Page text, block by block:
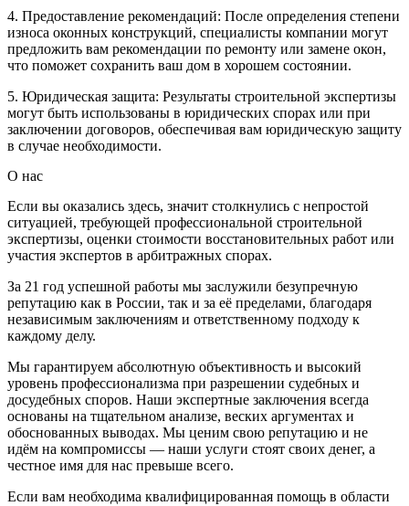
4. Предоставление рекомендаций: После определения степени
износа оконных конструкций, специалисты компании могут
предложить вам рекомендации по ремонту или замене окон,
что поможет сохранить ваш дом в хорошем состоянии.
5. Юридическая защита: Результаты строительной экспертизы
могут быть использованы в юридических спорах или при
заключении договоров, обеспечивая вам юридическую защиту
в случае необходимости.
О нас
Если вы оказались здесь, значит столкнулись с непростой
ситуацией, требующей профессиональной строительной
экспертизы, оценки стоимости восстановительных работ или
участия экспертов в арбитражных спорах.
За 21 год успешной работы мы заслужили безупречную
репутацию как в России, так и за её пределами, благодаря
независимым заключениям и ответственному подходу к
каждому делу.
Мы гарантируем абсолютную объективность и высокий
уровень профессионализма при разрешении судебных и
досудебных споров. Наши экспертные заключения всегда
основаны на тщательном анализе, веских аргументах и
обоснованных выводах. Мы ценим свою репутацию и не
идём на компромиссы — наши услуги стоят своих денег, а
честное имя для нас превыше всего.
Если вам необходима квалифицированная помощь в области